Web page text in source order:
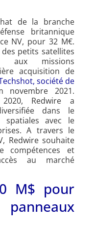
de la branche
britannique
NV, pour 32 M€.
petits satellites
aux missions
acquisition de
société de
novembre 2021.
Redwire a
dans le
spatiales avec le
A travers le
Redwire souhaite
compétences et
au marché
M$ pour
panneaux